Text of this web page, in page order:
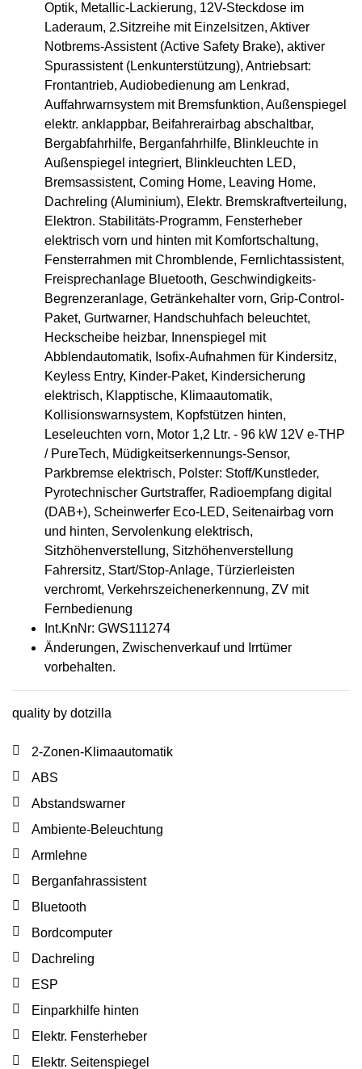
Optik, Metallic-Lackierung, 12V-Steckdose im
Laderaum, 2.Sitzreihe mit Einzelsitzen, Aktiver
Notbrems-Assistent (Active Safety Brake), aktiver
Spurassistent (Lenkunterstützung), Antriebsart:
Frontantrieb, Audiobedienung am Lenkrad,
Auffahrwarnsystem mit Bremsfunktion, Außenspiegel
elektr. anklappbar, Beifahrerairbag abschaltbar,
Bergabfahrhilfe, Berganfahrhilfe, Blinkleuchte in
Außenspiegel integriert, Blinkleuchten LED,
Bremsassistent, Coming Home, Leaving Home,
Dachreling (Aluminium), Elektr. Bremskraftverteilung,
Elektron. Stabilitäts-Programm, Fensterheber
elektrisch vorn und hinten mit Komfortschaltung,
Fensterrahmen mit Chromblende, Fernlichtassistent,
Freisprechanlage Bluetooth, Geschwindigkeits-
Begrenzeranlage, Getränkehalter vorn, Grip-Control-
Paket, Gurtwarner, Handschuhfach beleuchtet,
Heckscheibe heizbar, Innenspiegel mit
Abblendautomatik, Isofix-Aufnahmen für Kindersitz,
Keyless Entry, Kinder-Paket, Kindersicherung
elektrisch, Klapptische, Klimaautomatik,
Kollisionswarnsystem, Kopfstützen hinten,
Leseleuchten vorn, Motor 1,2 Ltr. - 96 kW 12V e-THP
/ PureTech, Müdigkeitserkennungs-Sensor,
Parkbremse elektrisch, Polster: Stoff/Kunstleder,
Pyrotechnischer Gurtstraffer, Radioempfang digital
(DAB+), Scheinwerfer Eco-LED, Seitenairbag vorn
und hinten, Servolenkung elektrisch,
Sitzhöhenverstellung, Sitzhöhenverstellung
Fahrersitz, Start/Stop-Anlage, Türzierleisten
verchromt, Verkehrszeichenerkennung, ZV mit
Fernbedienung
Int.KnNr: GWS111274
Änderungen, Zwischenverkauf und Irrtümer
vorbehalten.
quality by dotzilla
2-Zonen-Klimaautomatik
ABS
Abstandswarner
Ambiente-Beleuchtung
Armlehne
Berganfahrassistent
Bluetooth
Bordcomputer
Dachreling
ESP
Einparkhilfe hinten
Elektr. Fensterheber
Elektr. Seitenspiegel